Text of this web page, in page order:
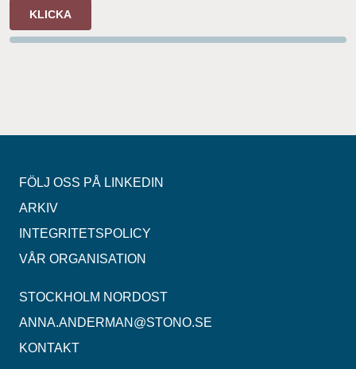
KLICKA
FÖLJ OSS PÅ LINKEDIN
ARKIV
INTEGRITETSPOLICY
VÅR ORGANISATION
STOCKHOLM NORDOST
ANNA.ANDERMAN@STONO.SE
KONTAKT